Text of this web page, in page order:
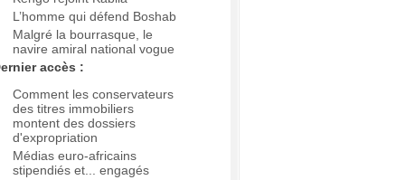
L’homme qui défend Boshab
Malgré la bourrasque, le
navire amiral national vogue
accès :
Comment les conservateurs
des titres immobiliers
montent des dossiers
d'expropriation
Médias euro-africains
stipendiés et... engagés